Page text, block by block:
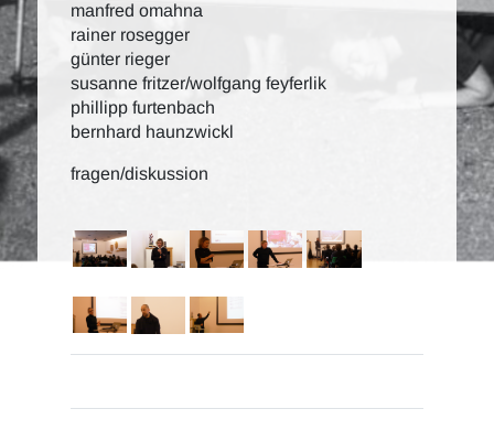
manfred omahna
rainer rosegger
günter rieger
susanne fritzer/wolfgang feyferlik
phillipp furtenbach
bernhard haunzwickl
fragen/diskussion